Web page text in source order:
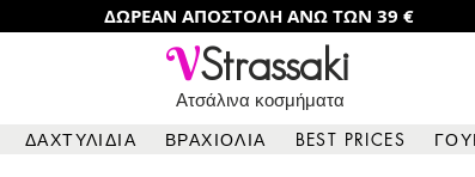
ΔΩΡΕΑΝ ΑΠΟΣΤΟΛΗ ΑΝΩ ΤΩΝ 39 €
VStrassaki
Ατσάλινα κοσμήματα
ΔΑΧΤΥΛΙΔΙΑ ΒΡΑΧΙΟΛΙΑ BEST PRICES